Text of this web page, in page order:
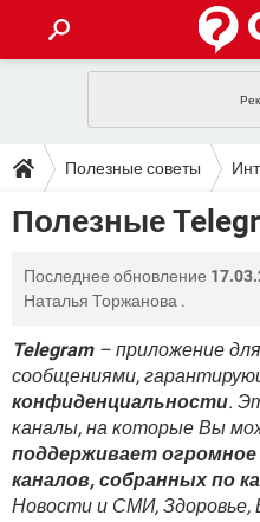
INSTAGRAM
ИГРЫ
GOOGLE
ПОЛЕЗНЫЕ СОВЕТЫ
TIKTOK
WHATSAPP
FACEBOOK
ВИДЕО
YANDEX
ЗАГРУЗКИ
WHATSAPP
WINDOWS 10
ВИДЕО
YANDEX
ФОРУМ
WHATSAPP
FACEBOOK
WINDOWS 10
ВИДЕО
YANDEX
TIKTOK
WHATSAPP
FACEBOOK
WINDOWS 10
Полезные советы
Полезные
Последнее обновление
Наталья Торжанова .
Telegram– приложение
сообщениями,
конфиденциальности.
каналы, на которые Вы
поддерживает
каналов, собранных по
Новости и СМИ, Здоровье,